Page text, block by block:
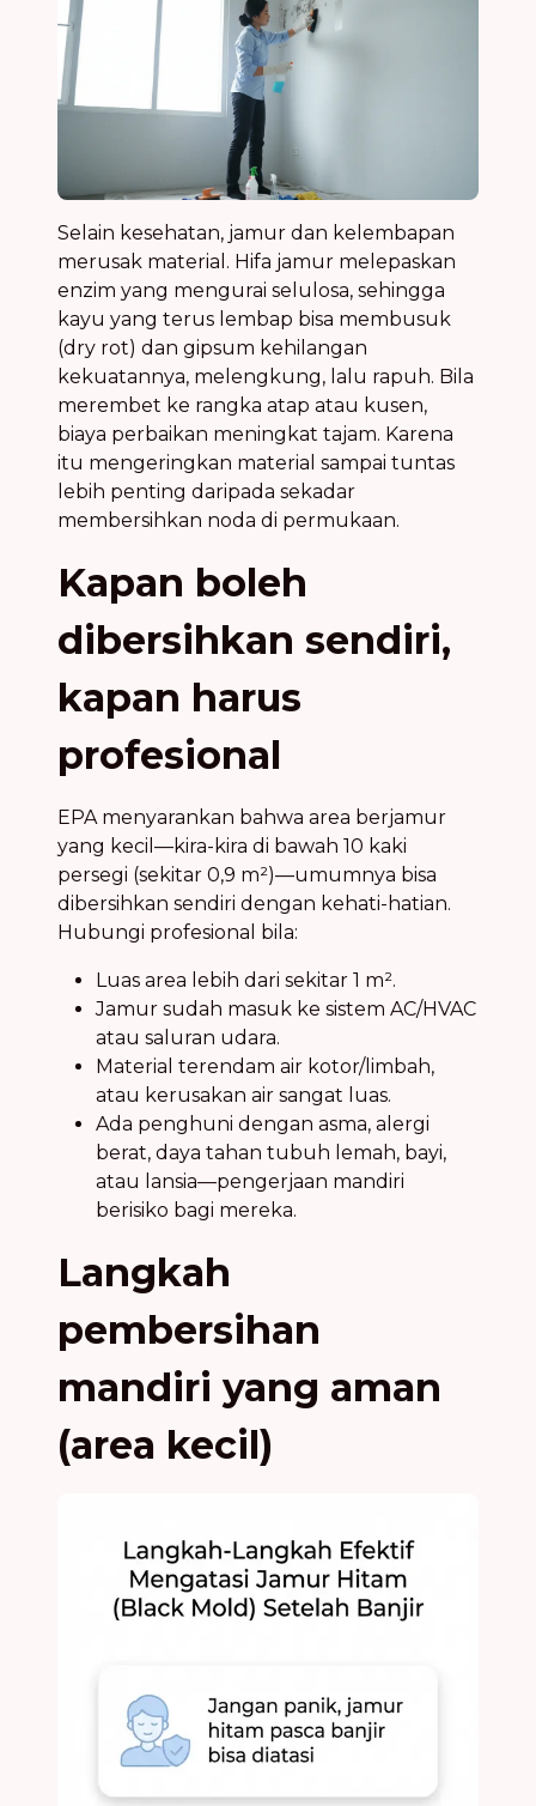
Selain kesehatan, jamur dan kelembapan
merusak material. Hifa jamur melepaskan
enzim yang mengurai selulosa, sehingga
kayu yang terus lembap bisa membusuk
(dry rot) dan gipsum kehilangan
kekuatannya, melengkung, lalu rapuh. Bila
merembet ke rangka atap atau kusen,
biaya perbaikan meningkat tajam. Karena
itu mengeringkan material sampai tuntas
lebih penting daripada sekadar
membersihkan noda di permukaan.
Kapan boleh
dibersihkan sendiri,
kapan harus
profesional
EPA menyarankan bahwa area berjamur
yang kecil—kira-kira di bawah 10 kaki
persegi (sekitar 0,9 m²)—umumnya bisa
dibersihkan sendiri dengan kehati-hatian.
Hubungi profesional bila:
Luas area lebih dari sekitar 1 m².
Jamur sudah masuk ke sistem AC/HVAC
atau saluran udara.
Material terendam air kotor/limbah,
atau kerusakan air sangat luas.
Ada penghuni dengan asma, alergi
berat, daya tahan tubuh lemah, bayi,
atau lansia—pengerjaan mandiri
berisiko bagi mereka.
Langkah
pembersihan
mandiri yang aman
(area kecil)